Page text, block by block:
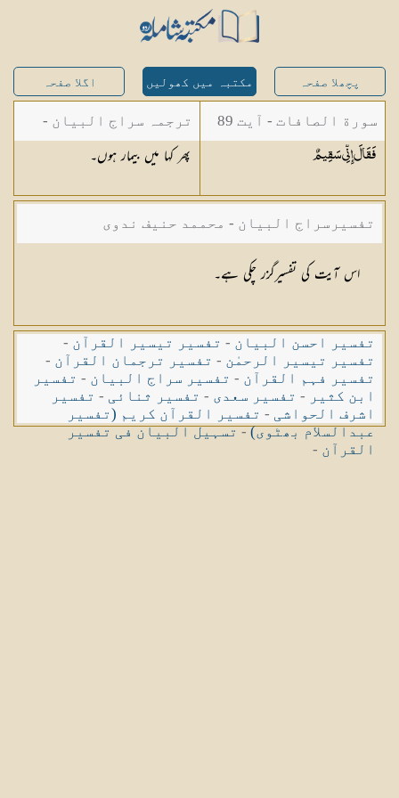
پچھلا صفحہ مکتبہ میں کھولیں اگلا صفحہ
سورة الصافات - آیت 89
فَقَالَ إِنِّيسَقِيمٌ
ترجمہ سراج البیان -
مستفاد از ترجمتین
شاہ عبدالقادر دھلوی/
پھر کہا میں بیمار ہوں۔
تفسیرسراج البیان - محممد حنیف ندوی
اس آیت کی تفسیرگزر چکی ہے۔
تفسیر احسن البیان - تفسیر تیسیر القرآن -
تفسیر تیسیر الرحمٰن - تفسیر ترجمان القرآن -
تفسیر فہم القرآن - تفسیر سراج البیان - تفسیر
ابن کثیر - تفسیر سعدی - تفسیر ثنائی - تفسیر
اشرف الحواشی - تفسیر القرآن کریم (تفسیر
عبدالسلام بھٹوی)-تسہیل البیان فی تفسیر
القرآن -